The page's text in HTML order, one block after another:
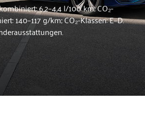
6,2–4,4 l/100 km; CO₂-
140–117 g/km; CO₂-Klassen: E–D.